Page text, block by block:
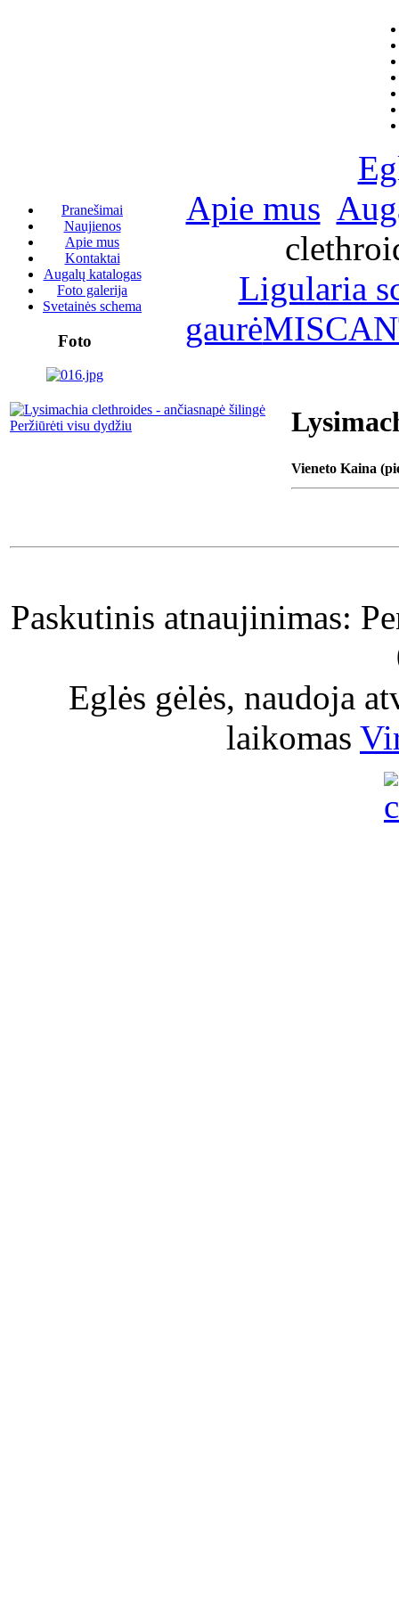
Pranešimai
Naujienos
Apie mus
Kontaktai
Augalų katalogas
Foto galerija
Svetainės schema
Foto
Apie mus
Ligularia
gaurė
Peržiūrėti visu dydžiu
Vieneto Kaina
Paskutinis atnaujinimas:
Eglės gėlės, naudoja
laikomas